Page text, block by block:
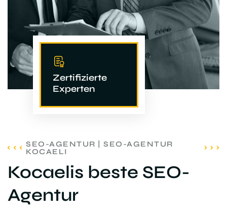
Zertifizierte
Experten
SEO-AGENTUR | SEO-AGENTUR
KOCAELI
Kocaelis beste SEO-
Agentur